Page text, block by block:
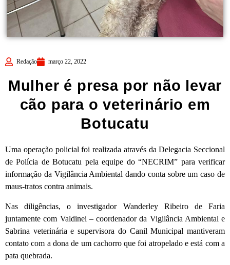
Redação março 22, 2022
Mulher é presa por não levar
cão para o veterinário em
Botucatu
Uma operação policial foi realizada através da Delegacia Seccional
de Polícia de Botucatu pela equipe do “NECRIM” para verificar
informação da Vigilância Ambiental dando conta sobre um caso de
maus-tratos contra animais.
Nas diligências, o investigador Wanderley Ribeiro de Faria
juntamente com Valdinei – coordenador da Vigilância Ambiental e
Sabrina veterinária e supervisora do Canil Municipal mantiveram
contato com a dona de um cachorro que foi atropelado e está com a
pata quebrada.